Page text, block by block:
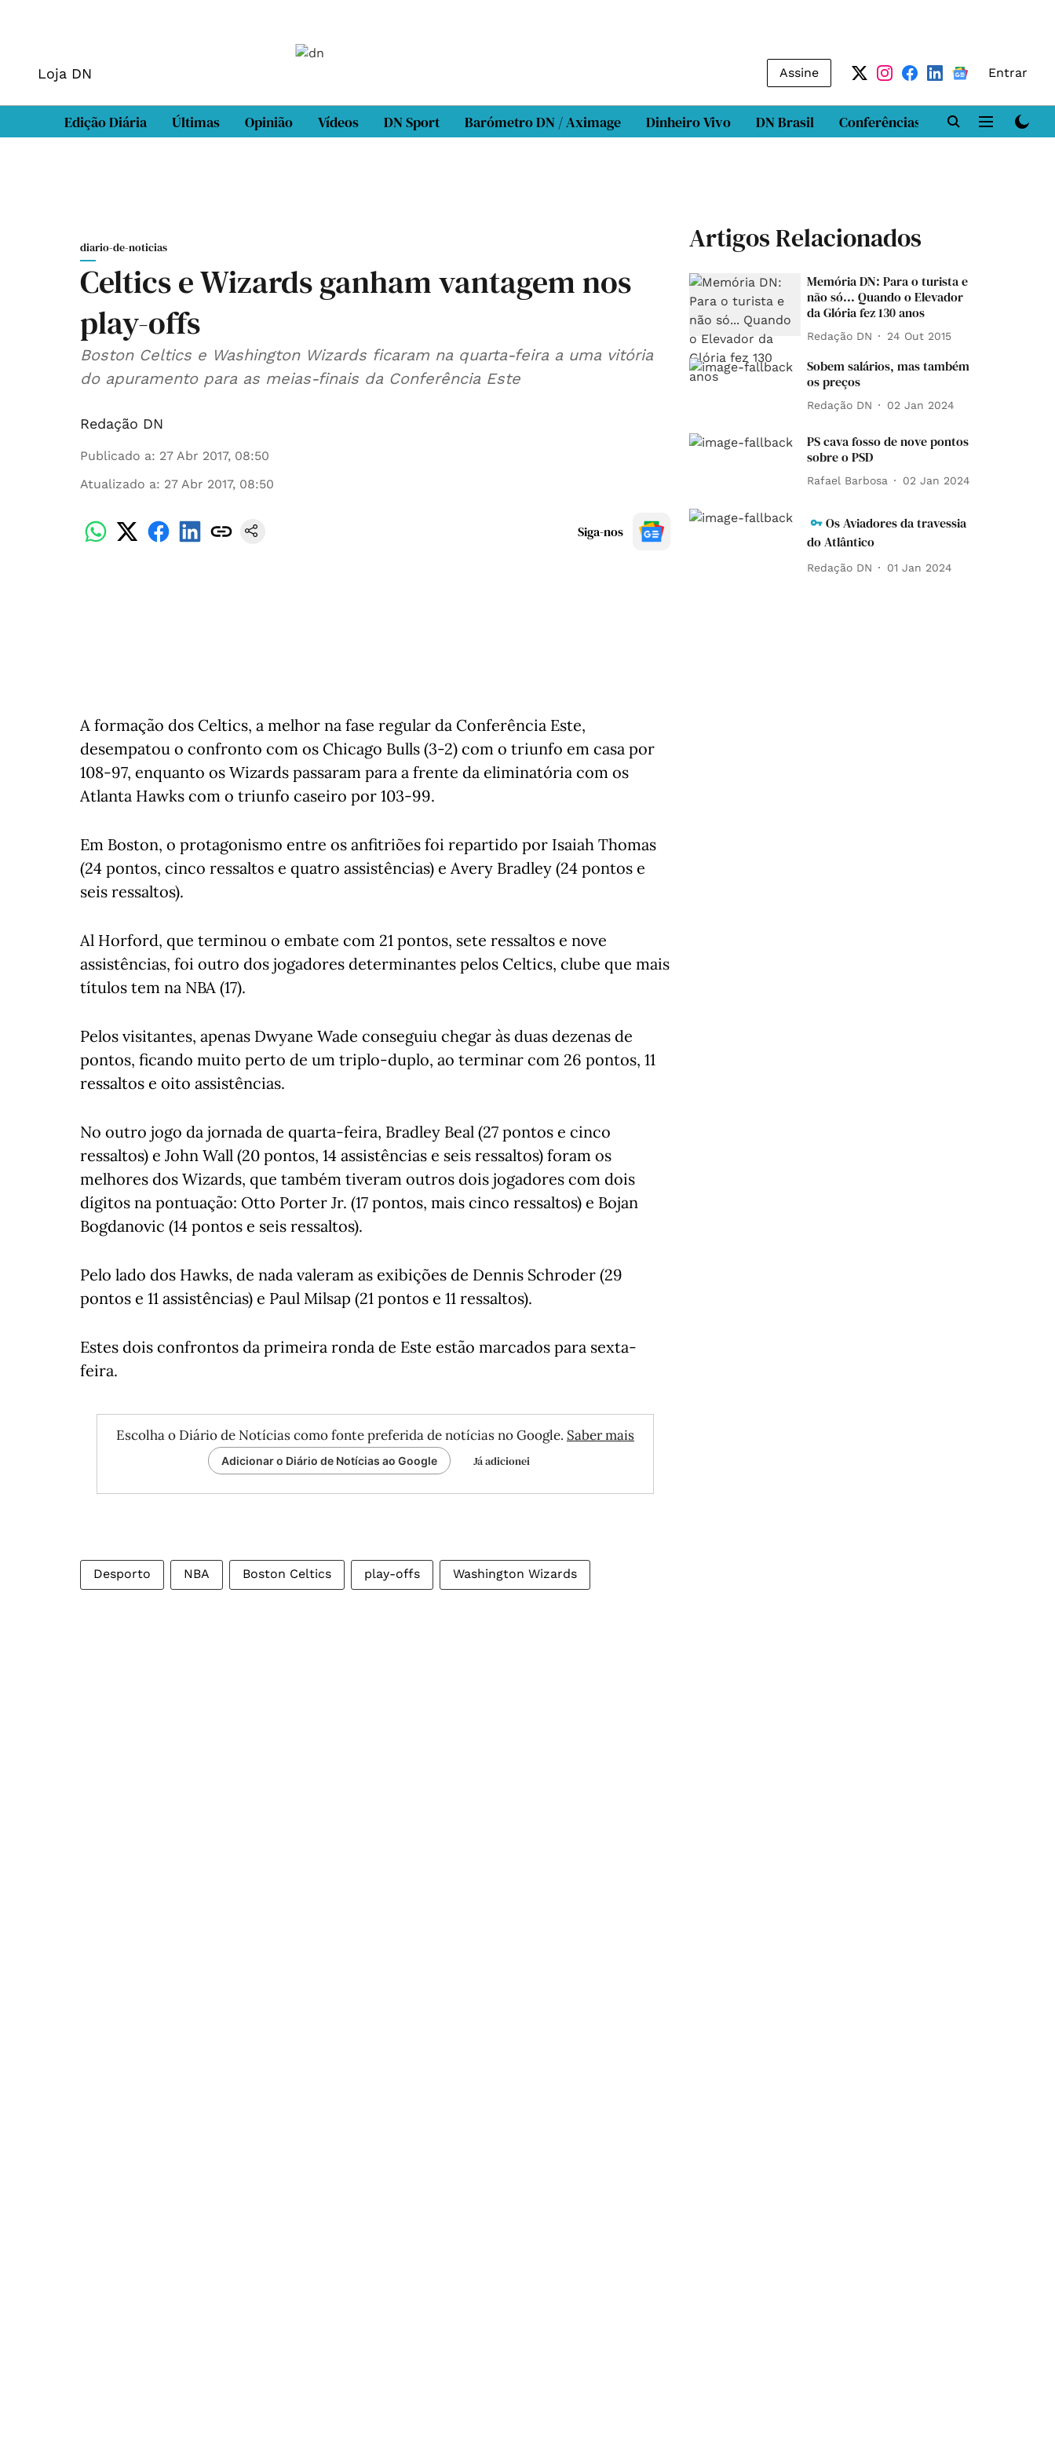
Loja DN Assine Entrar
Edição Diária Últimas Opinião Vídeos DN Sport Barómetro DN / Aximage Dinheiro Vivo DN Brasil Conferências DN LAB
diario-de-noticias
Celtics e Wizards ganham vantagem nos
play-offs
Boston Celtics e Washington Wizards ficaram na quarta-feira a uma vitória
do apuramento para as meias-finais da Conferência Este
Redação DN
Publicado a: 27 Abr 2017, 08:50
Atualizado a: 27 Abr 2017, 08:50
Siga-nos
A formação dos Celtics, a melhor na fase regular da Conferência Este,
desempatou o confronto com os Chicago Bulls (3-2) com o triunfo em casa por
108-97, enquanto os Wizards passaram para a frente da eliminatória com os
Atlanta Hawks com o triunfo caseiro por 103-99.
Em Boston, o protagonismo entre os anfitriões foi repartido por Isaiah Thomas
(24 pontos, cinco ressaltos e quatro assistências) e Avery Bradley (24 pontos e
seis ressaltos).
Al Horford, que terminou o embate com 21 pontos, sete ressaltos e nove
assistências, foi outro dos jogadores determinantes pelos Celtics, clube que mais
títulos tem na NBA (17).
Pelos visitantes, apenas Dwyane Wade conseguiu chegar às duas dezenas de
pontos, ficando muito perto de um triplo-duplo, ao terminar com 26 pontos, 11
ressaltos e oito assistências.
No outro jogo da jornada de quarta-feira, Bradley Beal (27 pontos e cinco
ressaltos) e John Wall (20 pontos, 14 assistências e seis ressaltos) foram os
melhores dos Wizards, que também tiveram outros dois jogadores com dois
dígitos na pontuação: Otto Porter Jr. (17 pontos, mais cinco ressaltos) e Bojan
Bogdanovic (14 pontos e seis ressaltos).
Pelo lado dos Hawks, de nada valeram as exibições de Dennis Schroder (29
pontos e 11 assistências) e Paul Milsap (21 pontos e 11 ressaltos).
Estes dois confrontos da primeira ronda de Este estão marcados para sexta-
feira.
Escolha o Diário de Notícias como fonte preferida de notícias no Google. Saber mais
Adicionar o Diário de Notícias ao Google Já adicionei
Desporto NBA Boston Celtics play-offs Washington Wizards
Artigos Relacionados
Memória DN: Para o turista e
não só... Quando o Elevador
da Glória fez 130 anos
Redação DN 24 Out 2015
Sobem salários, mas também
os preços
Redação DN 02 Jan 2024
PS cava fosso de nove pontos
sobre o PSD
Rafael Barbosa 02 Jan 2024
Os Aviadores da travessia
do Atlântico
Redação DN 01 Jan 2024